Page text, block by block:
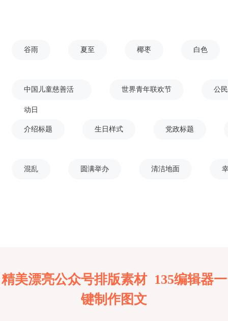
谷雨 夏至 椰枣 白色
中国儿童慈善活
动日
世界青年联欢节 公
介绍标题 生日样式 党政标题
混乱 圆满举办 清洁地面
精美漂亮公众号排版素材 135编辑器一
键制作图文